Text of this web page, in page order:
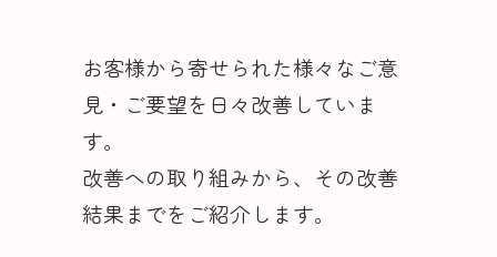
お客様から寄せられた様々なご意
見・ご要望を日々改善していま
す。
改善への取り組みから、その改善
結果までをご紹介します。